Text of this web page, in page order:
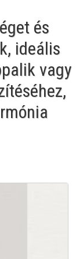
és
ideális
vagy